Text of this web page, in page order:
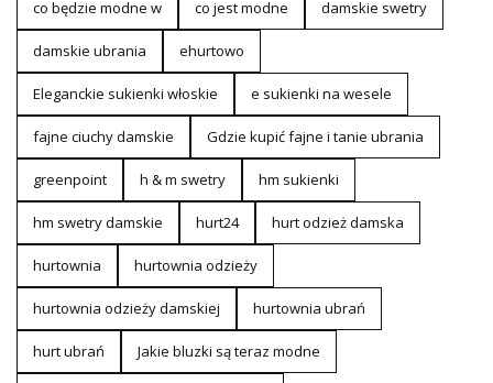
co będzie modne w co jest modne damskie swetry
damskie ubrania ehurtowo
Eleganckie sukienki włoskie e sukienki na wesele
fajne ciuchy damskie Gdzie kupić fajne i tanie ubrania
greenpoint h & m swetry hm sukienki
hm swetry damskie hurt24 hurt odzież damska
hurtownia hurtownia odzieży
hurtownia odzieży damskiej hurtownia ubrań
hurt ubrań Jakie bluzki są teraz modne